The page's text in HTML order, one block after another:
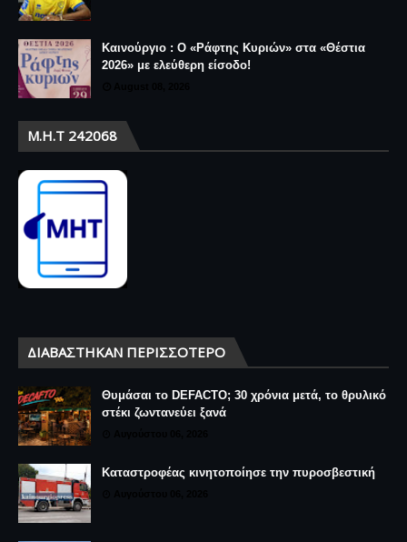
Καινούργιο : Ο «Ράφτης Κυριών» στα «Θέστια
2026» με ελεύθερη είσοδο!
Μ.Η.Τ 242068
ΔΙΑΒΆΣΤΗΚΑΝ ΠΕΡΙΣΣΌΤΕΡΟ
Θυμάσαι το DEFACTO; 30 χρόνια μετά, το θρυλικό
στέκι ζωντανεύει ξανά
Καταστροφέας κινητοποίησε την πυροσβεστική